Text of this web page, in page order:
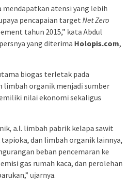
mendapatkan atensi yang lebih
pencapaian target Net Zero
tahun 2015,” kata Abdul
yang diterima Holopis.com,
biogas terletak pada
limbah organik menjadi sumber
nilai ekonomi sekaligus
a.l. limbah pabrik kelapa sawit
dan limbah organik lainnya,
beban pencemaran ke
gas rumah kaca, dan perolehan
ujarnya.